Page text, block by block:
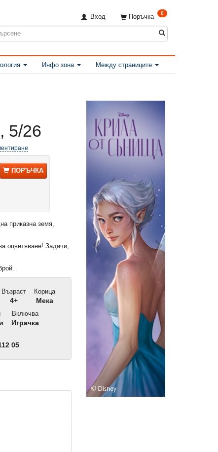
Поръчка 0
Вход
Инфо зона Между страниците
26
ПОРЪЧКА
приказна земя,
оцветяване! Задачи,
Възраст
4+
Корица
Мека
Включва
Играчка
05